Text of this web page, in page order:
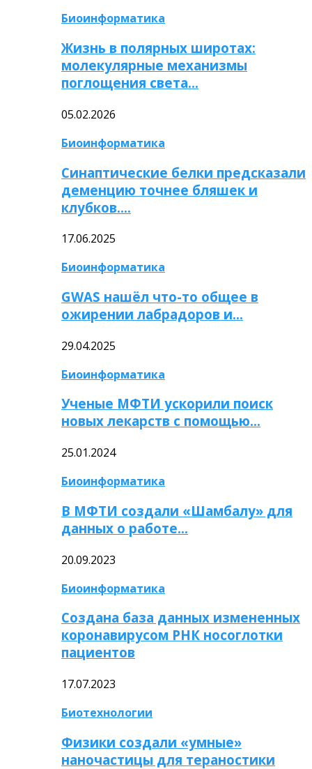
Биоинформатика
Жизнь в полярных широтах:
молекулярные механизмы
поглощения света…
05.02.2026
Биоинформатика
Синаптические белки предсказали
деменцию точнее бляшек и
клубков….
17.06.2025
Биоинформатика
GWAS нашёл что-то общее в
ожирении лабрадоров и…
29.04.2025
Биоинформатика
Ученые МФТИ ускорили поиск
новых лекарств с помощью…
25.01.2024
Биоинформатика
В МФТИ создали «Шамбалу» для
данных о работе…
20.09.2023
Биоинформатика
Создана база данных измененных
коронавирусом РНК носоглотки
пациентов
17.07.2023
Биотехнологии
Физики создали «умные»
наночастицы для тераностики